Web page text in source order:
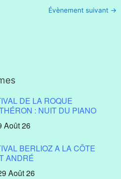
Évènement suivant →
DE LA ROQUE
: NUIT DU PIANO
Août 26
BERLIOZ A LA CÔTE
ANDRÉ
Août 26